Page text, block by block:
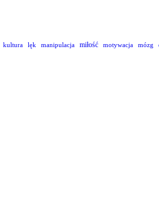
kultura lęk manipulacja miłość motywacja mózg